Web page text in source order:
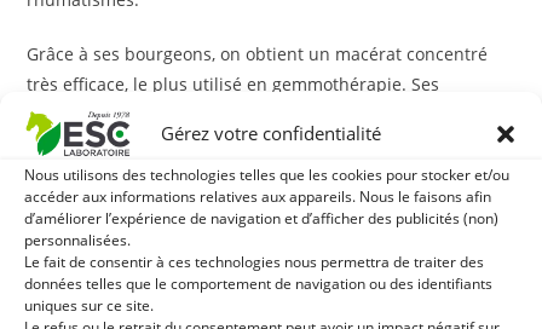
Gérez votre confidentialité
Nous utilisons des technologies telles que les cookies pour stocker et/ou
accéder aux informations relatives aux appareils. Nous le faisons afin
d’améliorer l’expérience de navigation et d’afficher des publicités (non)
personnalisées.
Le fait de consentir à ces technologies nous permettra de traiter des
données telles que le comportement de navigation ou des identifiants
uniques sur ce site.
Grâce à ses bourgeons, on obtient un macérat concentré
très efficace, le plus utilisé en gemmothérapie. Ses
bienfaits sont multiples : les bourgeons de romarin sont
utilisés en gemmothérapie pour leurs propriétés
protectrices sur le système hépatique mais également
digestif. Ce macérat possèderait en effet une action
réparatrice sur la muqueuse intestinale en stimulant le
renouvellement cellulaire de cette dernière.
Notre macérat de bourgeon de Romarin pour cheval est